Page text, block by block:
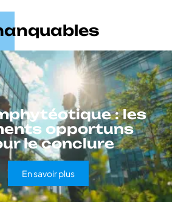
: les
opportuns
le conclure
En savoir plus